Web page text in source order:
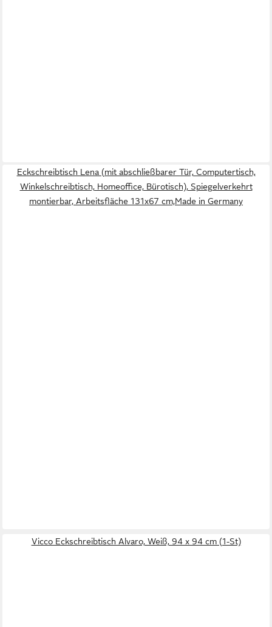
Eckschreibtisch Lena (mit abschließbarer Tür, Computertisch,
Winkelschreibtisch, Homeoffice, Bürotisch), Spiegelverkehrt
montierbar, Arbeitsfläche 131x67 cm,Made in Germany
Vicco Eckschreibtisch Alvaro, Weiß, 94 x 94 cm (1-St)